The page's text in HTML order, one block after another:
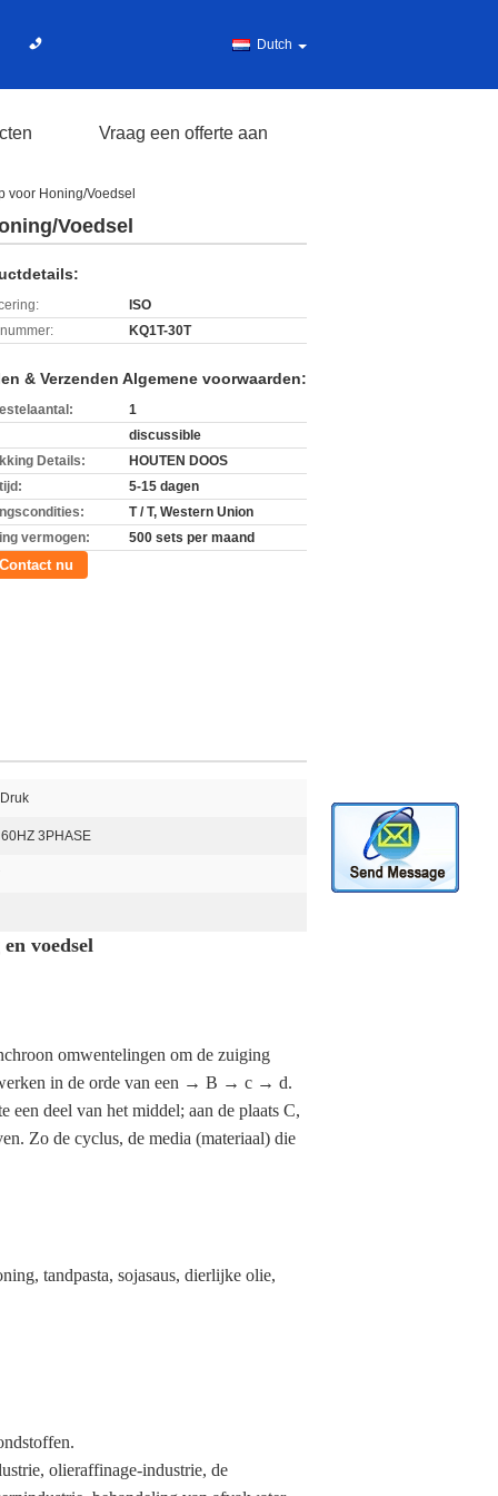
Dutch
Vraag een offerte aan
voor Honing/Voedsel
Voedsel
ISO
KQ1T-30T
& Verzenden Algemene voorwaarden:
1
discussible
Details:
HOUTEN DOOS
5-15 dagen
T / T, Western Union
vermogen:
500 sets per maand
Contact nu
3PHASE
voedsel
omwentelingen om de zuiging
werken in de orde van een → B → c → d.
een deel van het middel; aan de plaats C,
Zo de cyclus, de media (materiaal) die
tandpasta, sojasaus, dierlijke olie,
olieraffinage-industrie, de